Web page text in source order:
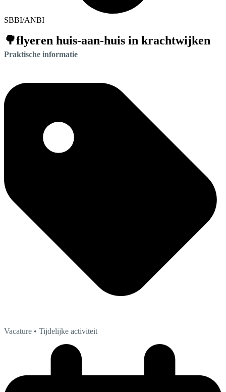
SBBI/ANBI
🌳flyeren huis-aan-huis in krachtwijken
Praktische informatie
Vacature • Tijdelijke activiteit